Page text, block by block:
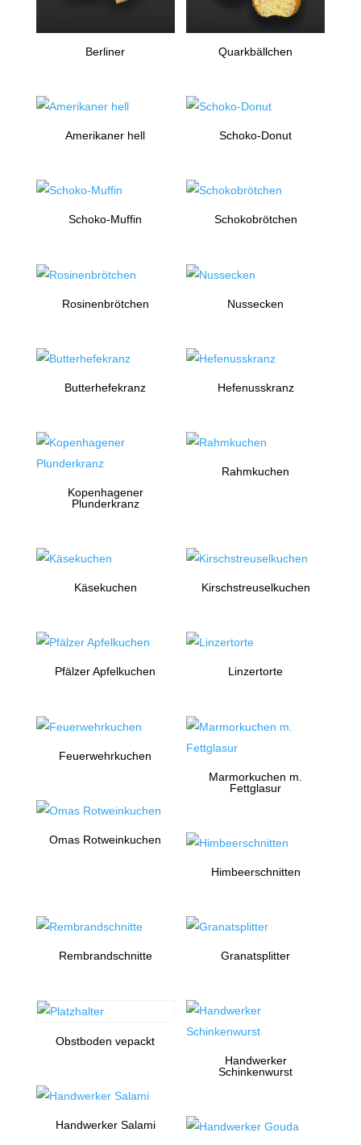
Berliner Quarkbällchen
Amerikaner hell Schoko-Donut
Schoko-Muffin Schokobrötchen
Rosinenbrötchen Nussecken
Butterhefekranz Hefenusskranz
Kopenhagener
Plunderkranz
Rahmkuchen
Käsekuchen Kirschstreuselkuchen
Pfälzer Apfelkuchen Linzertorte
Feuerwehrkuchen
Marmorkuchen m.
Fettglasur
Omas Rotweinkuchen
Himbeerschnitten
Rembrandschnitte Granatsplitter
Obstboden vepackt
Handwerker
Schinkenwurst
Handwerker Salami